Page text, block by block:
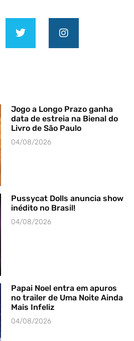
Jogo a Longo Prazo ganha
data de estreia na Bienal do
Livro de São Paulo
04/08/2026
Pussycat Dolls anuncia show
inédito no Brasil!
04/08/2026
Papai Noel entra em apuros
no trailer de Uma Noite Ainda
Mais Infeliz
04/08/2026